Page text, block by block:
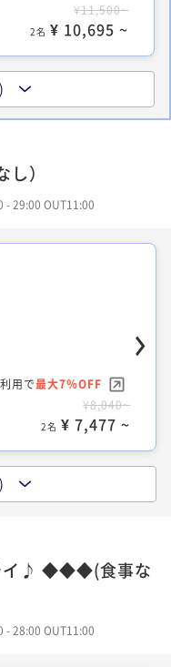
¥11,500~
2名 ¥ 10,695 ~
用で
最大7％OFF
¥14,000~
¥ 13,020 ~
¥20,000~
）
- 29:00 OUT11:00
用で最大7％OFF
¥8,040~
2名 ¥ 7,477 ~
2名 ¥ 7,477 ~
テイ♪ ◆◆◆(食事な
- 28:00 OUT11:00